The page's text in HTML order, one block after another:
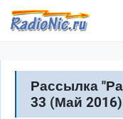
Перейти к основному
Рассылка
33 (Май 2016)